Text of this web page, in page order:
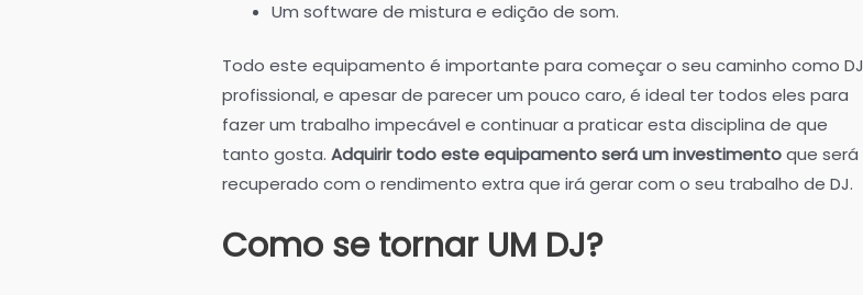
Um software de mistura e edição de som.
Todo este equipamento é importante para começar o seu caminho como DJ
profissional, e apesar de parecer um pouco caro, é ideal ter todos eles para
fazer um trabalho impecável e continuar a praticar esta disciplina de que
tanto gosta. Adquirir todo este equipamento será um investimentoque será
recuperado com o rendimento extra que irá gerar com o seu trabalho de DJ.
Como se tornar UM DJ?